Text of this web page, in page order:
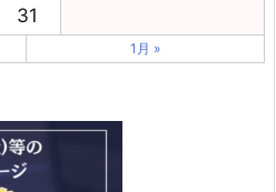
31
1月 »